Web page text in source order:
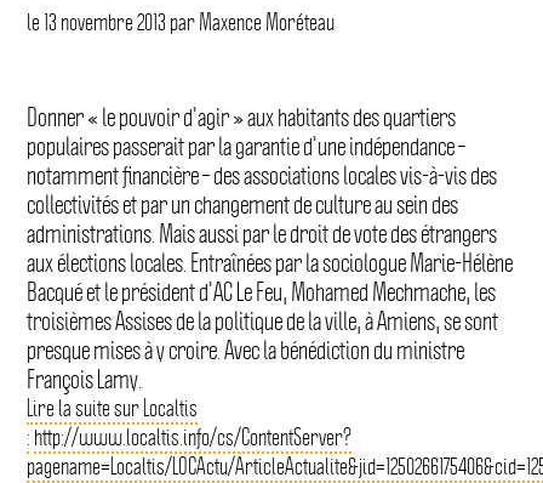
le 13 novembre 2013 parMaxence Moréteau
Donner « le pouvoir d’agir » aux habitants des quartiers
populaires passerait par la garantie d’une indépendance –
notamment financière – des associations locales vis-à-vis des
collectivités et par un changement de culture au sein des
administrations. Mais aussi par le droit de vote des étrangers
aux élections locales. Entraînées par la sociologue Marie-Hélène
Bacqué et le président d’AC Le Feu, Mohamed Mechmache, les
troisièmes Assises de la politique de la ville, à Amiens, se sont
presque mises à y croire. Avec la bénédiction du ministre
François Lamy.
Lire la suite sur Localtis
: http://www.localtis.info/cs/ContentServer?
pagename=Localtis/LOCActu/